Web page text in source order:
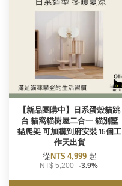
【新品團購中】日系蛋殼貓跳
台 貓窩貓樹屋二合一 貓別墅
貓爬架 可加購到府安裝 15個工
作天出貨
從 NT$ 4,999 起
NT$ 5,200 -3.9%